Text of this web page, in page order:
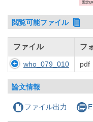
固定
閲覧可能ファイル
ファイル フ
who_079_010 pdf
論文情報
ファイル出力